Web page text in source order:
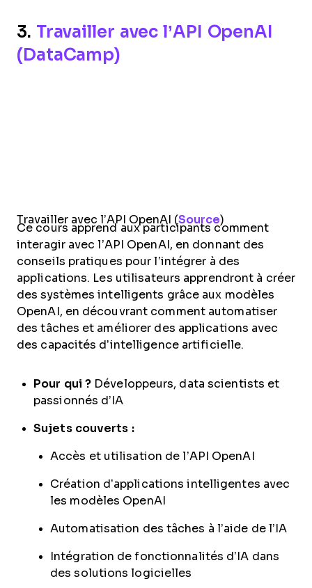
3. Travailler avec l’API OpenAI
(DataCamp)
Travailler avec l’API OpenAI (Source)
Ce cours apprend aux participants comment
interagir avec l’API OpenAI, en donnant des
conseils pratiques pour l’intégrer à des
applications. Les utilisateurs apprendront à créer
des systèmes intelligents grâce aux modèles
OpenAI, en découvrant comment automatiser
des tâches et améliorer des applications avec
des capacités d’intelligence artificielle.
Pour qui ? Développeurs, data scientists et
passionnés d’IA
Sujets couverts :
Accès et utilisation de l’API OpenAI
Création d’applications intelligentes avec
les modèles OpenAI
Automatisation des tâches à l’aide de l’IA
Intégration de fonctionnalités d’IA dans
des solutions logicielles